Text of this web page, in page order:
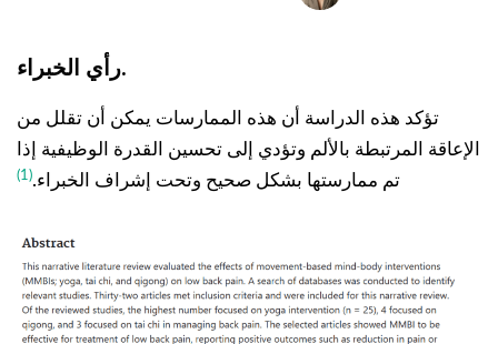
رأي الخبراء.
تؤكد هذه الدراسة أن هذه الممارسات يمكن أن تقلل من
الإعاقة المرتبطة بالألم وتؤدي إلى تحسين القدرة الوظيفية إذا
تم ممارستها بشكل صحيح وتحت إشراف الخبراء.(1)